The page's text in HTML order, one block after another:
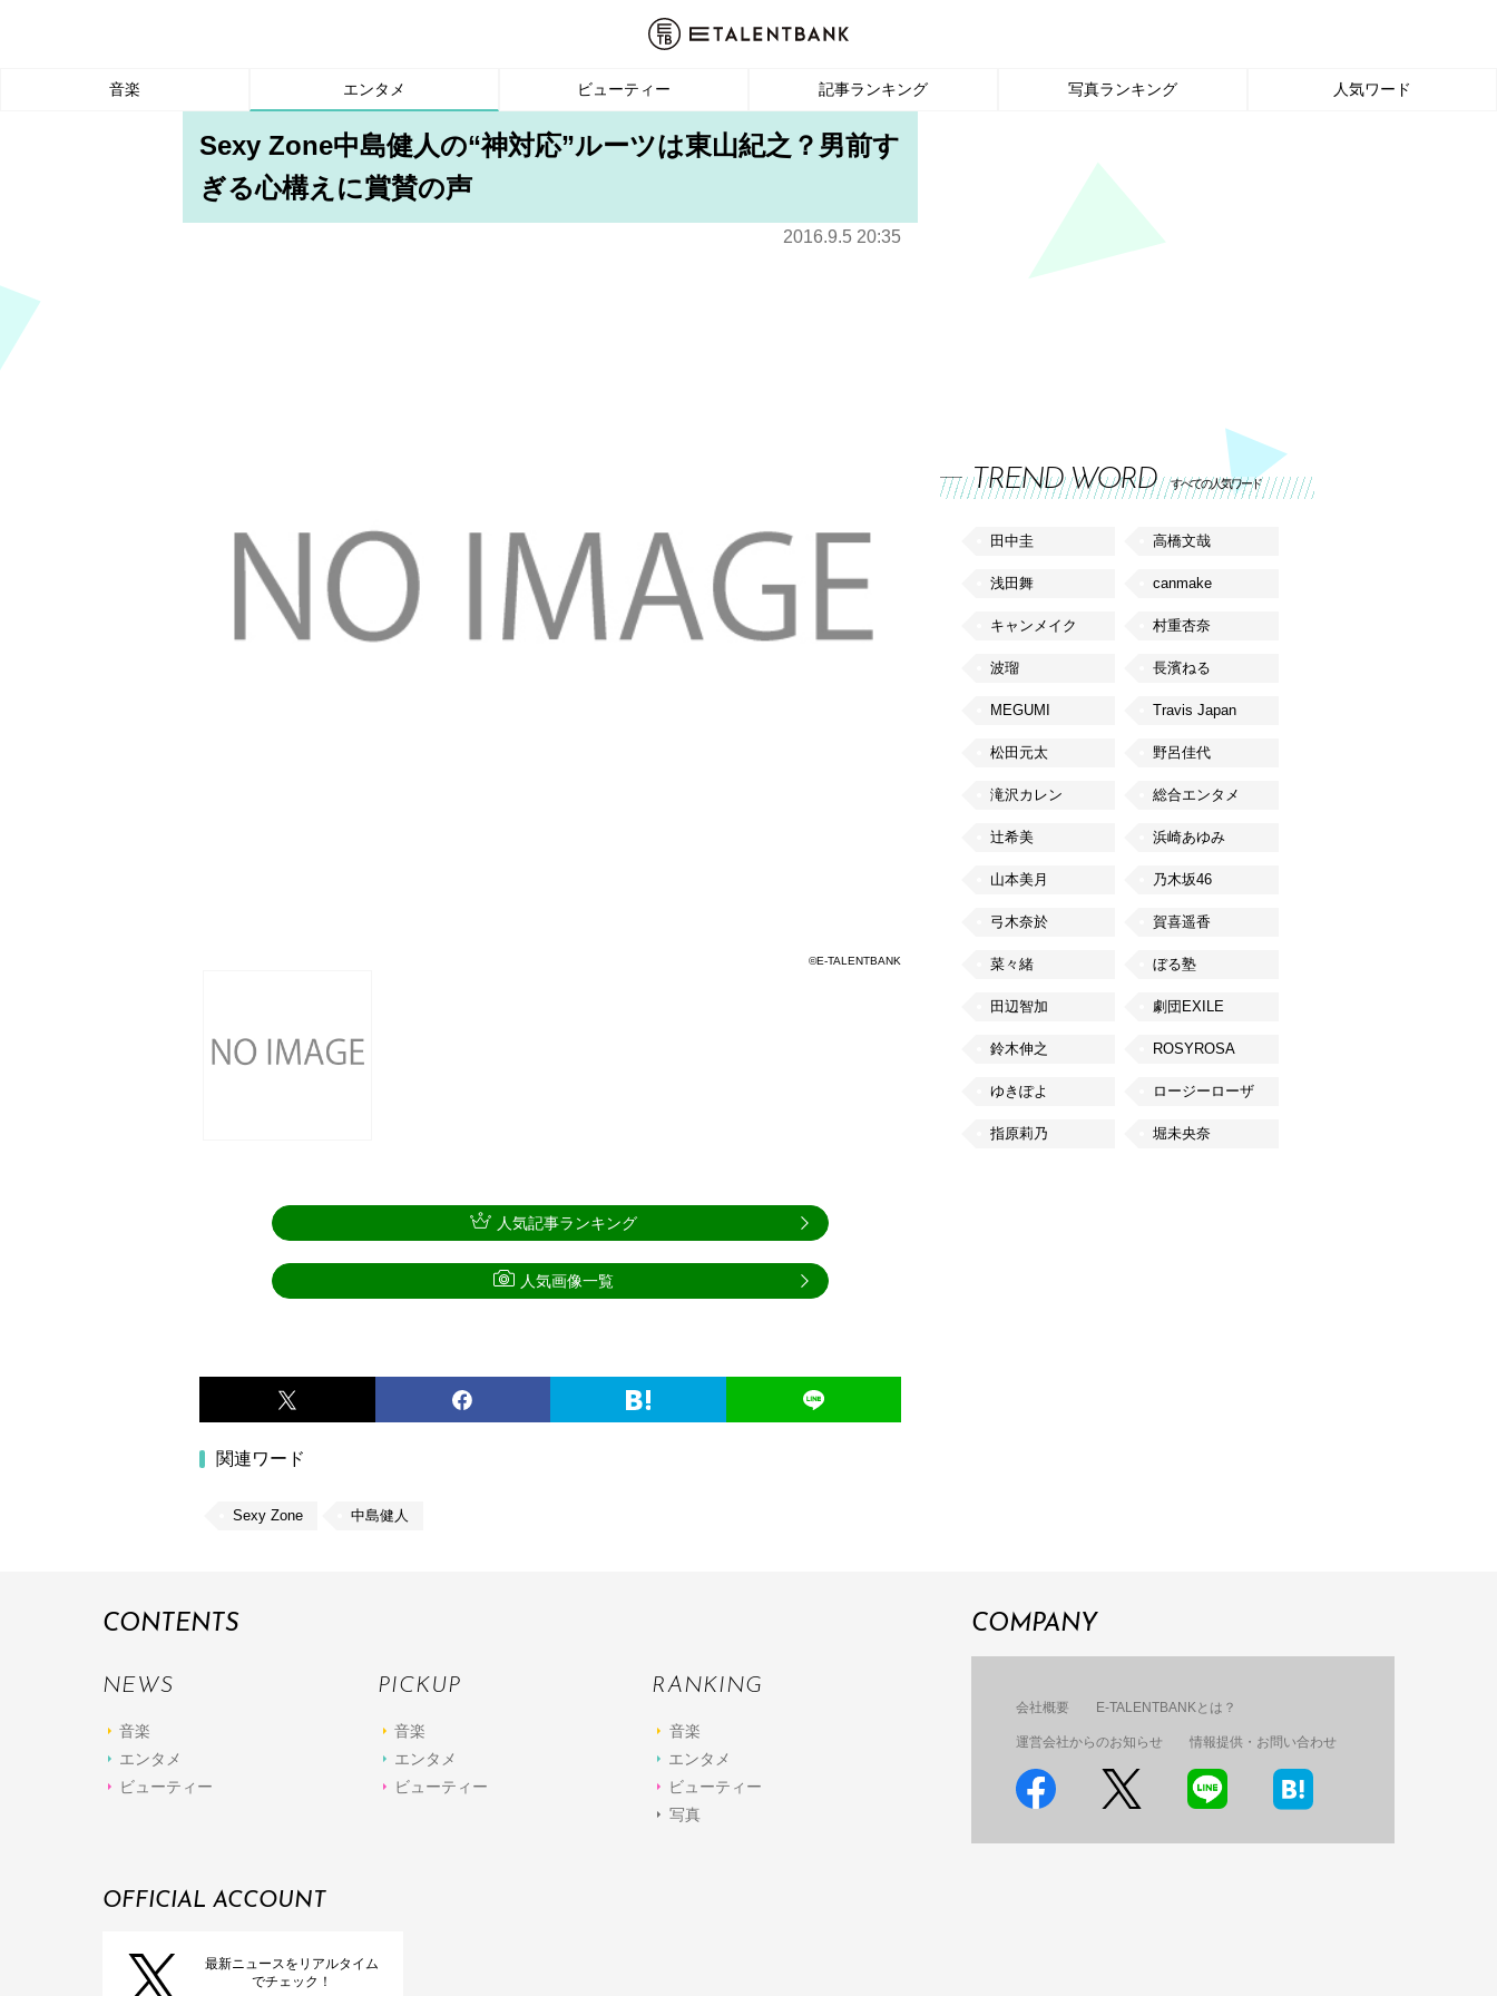
音楽 エンタメ ビューティー 記事ランキング 写真ランキング 人気ワード
Sexy Zone中島健人の“神対応”ルーツは東山紀之？男前す
ぎる心構えに賞賛の声
2016.9.5 20:35
©E-TALENTBANK
関連ワード
Sexy Zone 中島健人
人気記事ランキング
人気画像一覧
TREND WORD すべての人気ワード
田中圭 高橋文哉
浅田舞 canmake
キャンメイク 村重杏奈
波瑠 長濱ねる
MEGUMI Travis Japan
松田元太 野呂佳代
滝沢カレン 総合エンタメ
辻希美 浜崎あゆみ
山本美月 乃木坂46
弓木奈於 賀喜遥香
菜々緒 ぼる塾
田辺智加 劇団EXILE
鈴木伸之 ROSYROSA
ゆきぽよ ロージーローザ
指原莉乃 堀未央奈
CONTENTS
NEWS
音楽
エンタメ
ビューティー
PICKUP
音楽
エンタメ
ビューティー
RANKING
音楽
エンタメ
ビューティー
写真
COMPANY
会社概要 E-TALENTBANKとは？
運営会社からのお知らせ 情報提供・お問い合わせ
OFFICIAL ACCOUNT
最新ニュースをリアルタイム
でチェック！